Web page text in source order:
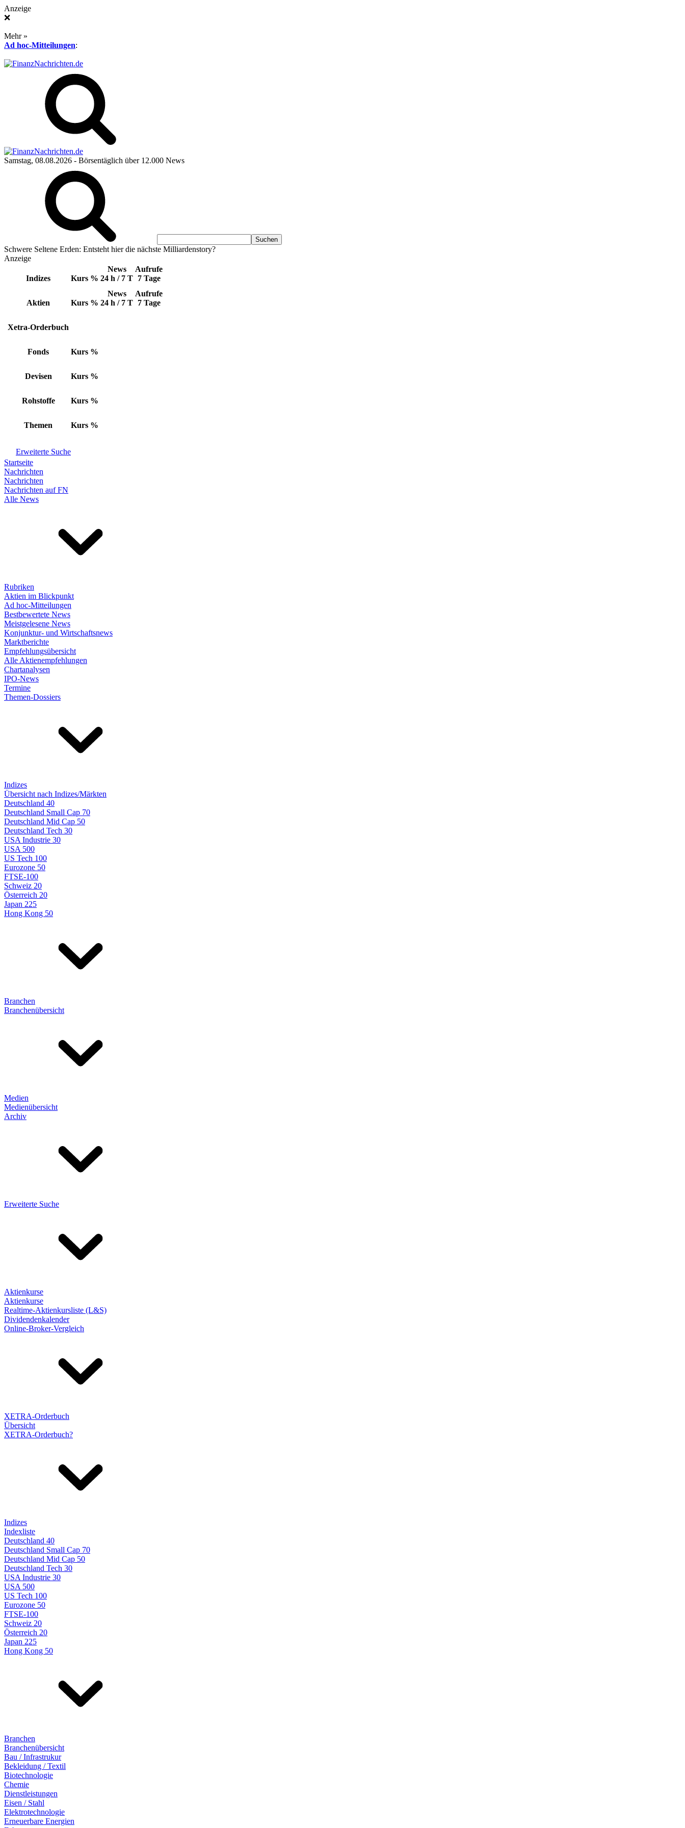
Anzeige
❌
Mehr »
Ad hoc-Mitteilungen:
Samstag, 08.08.2026 - Börsentäglich über 12.000 News
Schwere Seltene Erden: Entsteht hier die nächste Milliardenstory?
Anzeige
Indizes Kurs %
News
24 h / 7 T
Aufrufe
7 Tage
Aktien Kurs %
News
24 h / 7 T
Aufrufe
7 Tage
Xetra-Orderbuch
Fonds Kurs %
Devisen Kurs %
Rohstoffe Kurs %
Themen Kurs %
Erweiterte Suche
Startseite
Nachrichten
Nachrichten
Nachrichten auf FN
Alle News
Rubriken
Aktien im Blickpunkt
Ad hoc-Mitteilungen
Bestbewertete News
Meistgelesene News
Konjunktur- und Wirtschaftsnews
Marktberichte
Empfehlungsübersicht
Alle Aktienempfehlungen
Chartanalysen
IPO-News
Termine
Themen-Dossiers
Indizes
Übersicht nach Indizes/Märkten
Deutschland 40
Deutschland Small Cap 70
Deutschland Mid Cap 50
Deutschland Tech 30
USA Industrie 30
USA 500
US Tech 100
Eurozone 50
FTSE-100
Schweiz 20
Österreich 20
Japan 225
Hong Kong 50
Branchen
Branchenübersicht
Medien
Medienübersicht
Archiv
Erweiterte Suche
Aktienkurse
Aktienkurse
Realtime-Aktienkursliste (L&S)
Dividendenkalender
Online-Broker-Vergleich
XETRA-Orderbuch
Übersicht
XETRA-Orderbuch?
Indizes
Indexliste
Deutschland 40
Deutschland Small Cap 70
Deutschland Mid Cap 50
Deutschland Tech 30
USA Industrie 30
USA 500
US Tech 100
Eurozone 50
FTSE-100
Schweiz 20
Österreich 20
Japan 225
Hong Kong 50
Branchen
Branchenübersicht
Bau / Infrastrukur
Bekleidung / Textil
Biotechnologie
Chemie
Dienstleistungen
Eisen / Stahl
Elektrotechnologie
Erneuerbare Energien